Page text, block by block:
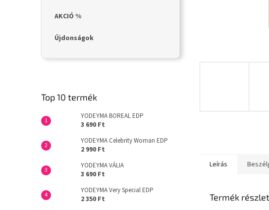
AKCIÓ %
Újdonságok
Top 10 termék
YODEYMA BOREAL EDP
3 690 Ft
YODEYMA Celebrity Woman EDP
2 990 Ft
YODEYMA VÁLIA
3 690 Ft
YODEYMA Very Special EDP
2 350 Ft
Leírás
Termék